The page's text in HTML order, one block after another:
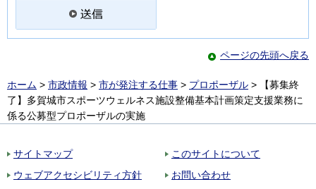
ページの先頭へ戻る
ホーム > 市政情報 > 市が発注する仕事 > プロポーザル > 【募集終
了】多賀城市スポーツウェルネス施設整備基本計画策定支援業務に
係る公募型プロポーザルの実施
サイトマップ
このサイトについて
ウェブアクセシビリティ方針
お問い合わせ